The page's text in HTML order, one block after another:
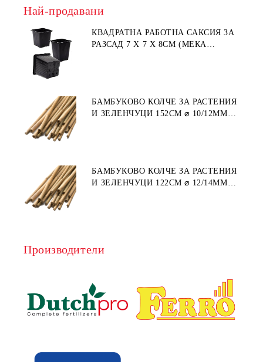
Най-продавани
КВАДРАТНА РАБОТНА САКСИЯ ЗА
РАЗСАД 7 X 7 X 8СМ (МЕКА
БАМБУКОВО КОЛЧЕ ЗА РАСТЕНИЯ
И ЗЕЛЕНЧУЦИ 152СМ ⌀ 10/12ММ
БАМБУКОВО КОЛЧЕ ЗА РАСТЕНИЯ
И ЗЕЛЕНЧУЦИ 122СМ ⌀ 12/14ММ
Производители